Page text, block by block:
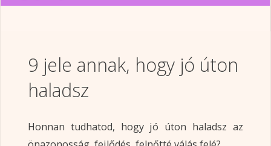
9 jele annak, hogy jó úton
haladsz
Honnan tudhatod, hogy jó úton haladsz az